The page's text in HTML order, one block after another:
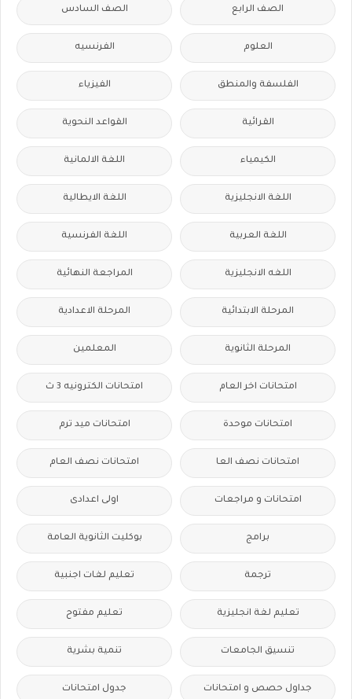
الصف الرابع الصف السادس
العلوم الفرنسيه
الفلسفة والمنطق الفيزياء
القرائية القواعد النحوية
الكيمياء اللغة الالمانية
اللغة الانجليزية اللغة الايطالية
اللغة العربية اللغة الفرنسية
اللغه الانجليزية المراجعة النهائية
المرحلة الابتدائية المرحلة الاعدادية
المرحلة الثانوية المعلمين
امتحانات اخر العام امتحانات الكترونيه 3 ث
امتحانات موحدة امتحانات ميد ترم
امتحانات نصف العا امتحانات نصف العام
امتحانات و مراجعات اولى اعدادى
برامج بوكليت الثانوية العامة
ترجمة تعليم لغات اجنبية
تعليم لغة انجليزية تعليم مفتوح
تنسيق الجامعات تنمية بشرية
جداول حصص و امتحانات جدول امتحانات